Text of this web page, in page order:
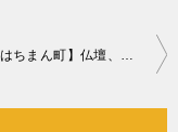
【射水市はちまん町】仏壇、仏具の回収・処分ご依頼 お客様の声